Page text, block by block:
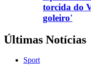
torcida do
goleiro'
Últimas Notícias
Sport